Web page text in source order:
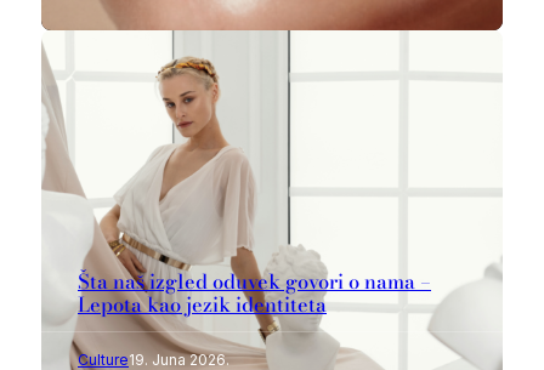
Šta naš izgled oduvek govori o nama –
Lepota kao jezik identiteta
Culture19. Juna 2026.